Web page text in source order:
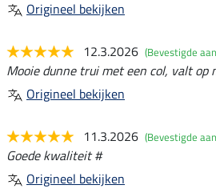
Origineel bekijken
12.3.2026 (Bevestigde
Mooie dunne trui met een col, valt op
Origineel bekijken
11.3.2026 (Bevestigde
Goede kwaliteit #
Origineel bekijken